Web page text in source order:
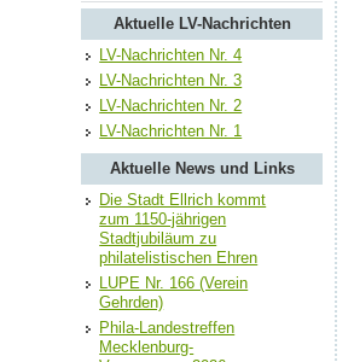
Aktuelle LV-Nachrichten
LV-Nachrichten Nr. 4
LV-Nachrichten Nr. 3
LV-Nachrichten Nr. 2
LV-Nachrichten Nr. 1
Aktuelle News und Links
Die Stadt Ellrich kommt
zum 1150-jährigen
Stadtjubiläum zu
philatelistischen Ehren
LUPE Nr. 166 (Verein
Gehrden)
Phila-Landestreffen
Mecklenburg-